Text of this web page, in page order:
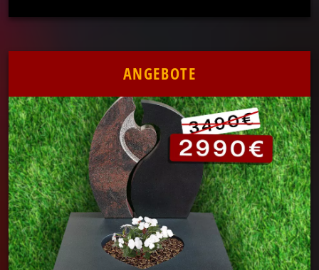
ANGEBOTE